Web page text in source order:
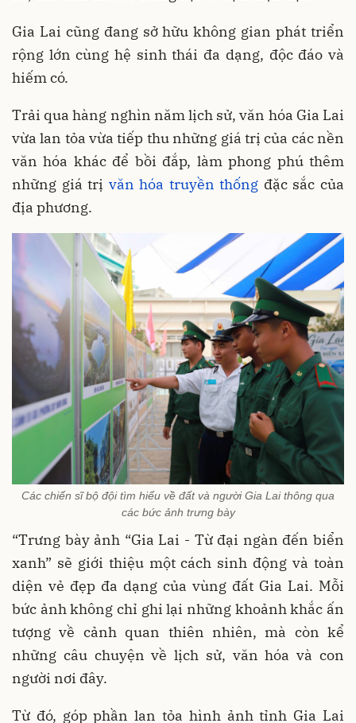
Gia Lai cũng đang sở hữu không gian phát triển
rộng lớn cùng hệ sinh thái đa dạng, độc đáo và
hiếm có.
Trải qua hàng nghìn năm lịch sử, văn hóa Gia Lai
vừa lan tỏa vừa tiếp thu những giá trị của các nền
văn hóa khác để bồi đắp, làm phong phú thêm
những giá trị văn hóa truyền thống đặc sắc của
địa phương.
Các chiến sĩ bộ đội tìm hiểu về đất và người Gia Lai thông qua
các bức ảnh trưng bày
“Trưng bày ảnh “Gia Lai - Từ đại ngàn đến biển
xanh” sẽ giới thiệu một cách sinh động và toàn
diện vẻ đẹp đa dạng của vùng đất Gia Lai. Mỗi
bức ảnh không chỉ ghi lại những khoảnh khắc ấn
tượng về cảnh quan thiên nhiên, mà còn kể
những câu chuyện về lịch sử, văn hóa và con
người nơi đây.
Từ đó, góp phần lan tỏa hình ảnh tỉnh Gia Lai